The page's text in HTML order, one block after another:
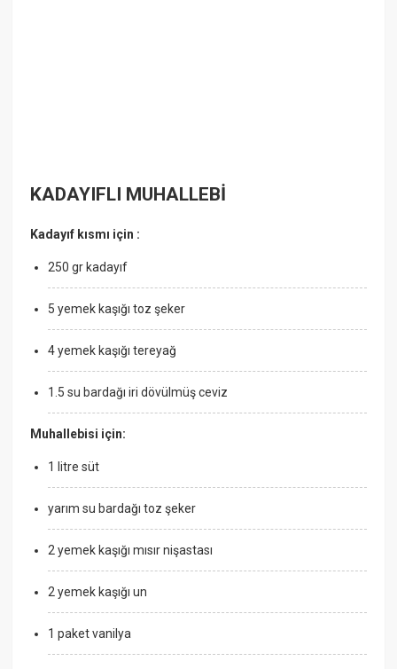
KADAYIFLI MUHALLEBİ
Kadayıf kısmı için :
250 gr kadayıf
5 yemek kaşığı toz şeker
4 yemek kaşığı tereyağ
1.5 su bardağı iri dövülmüş ceviz
Muhallebisi için:
1 litre süt
yarım su bardağı toz şeker
2 yemek kaşığı mısır nişastası
2 yemek kaşığı un
1 paket vanilya